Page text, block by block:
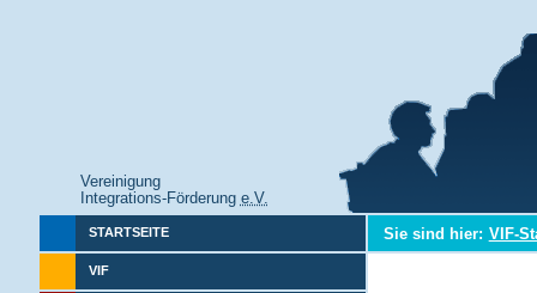
Vereinigung
Integrations-Förderung e.V.
STARTSEITE
VIF
Sie sind hier: VIF-